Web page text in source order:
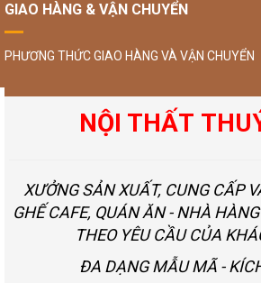
GIAO HÀNG & VẬN CHUYỂN
PHƯƠNG THỨC GIAO HÀNG VÀ VẬN CHUYỂN
NỘI THẤT
XƯỞNG SẢN XUẤT, CUNG CẤP
GHẾ CAFE, QUÁN ĂN - NHÀ
THEO YÊU CẦU CỦA
ĐA DẠNG MẪU MÃ -